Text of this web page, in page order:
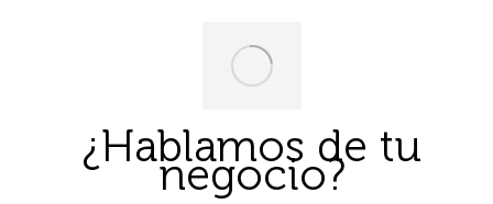
¿Hablamos de tu
negocio?